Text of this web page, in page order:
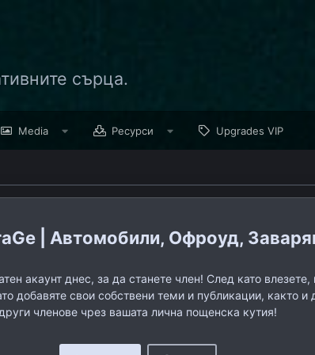
сърца.
Media Ресурси Upgrades VIP
| Автомобили, Офроуд,
акаунт днес, за да станете член! След като
добавяте свои собствени теми и публикации, както и
други членове чрез вашата лична пощенска кутия!